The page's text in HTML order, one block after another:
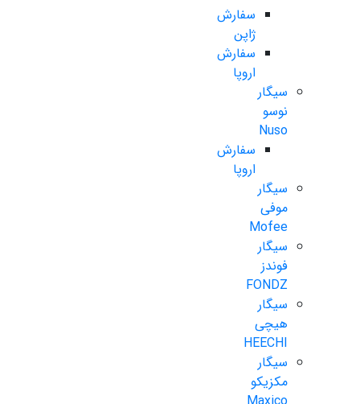
سفارش
ژاپن
سفارش
اروپا
سیگار
نوسو
Nuso
سفارش
اروپا
سیگار
موفی
Mofee
سیگار
فوندز
FONDZ
سیگار
هیچی
HEECHI
سیگار
مکزیکو